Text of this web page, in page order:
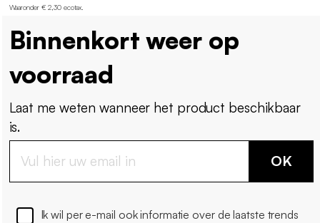
Waaronder € 2,30 ecotax
Binnenkort weer op
voorraad
Laat me weten wanneer het product beschikbaar
is.
OK
Ik wil per e-mail ook informatie over de laatste trends